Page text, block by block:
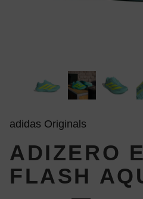
adidas Originals
ADIZERO
FLASH